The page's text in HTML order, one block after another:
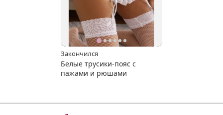
Закончился
Белые трусики-пояс с
пажами и рюшами